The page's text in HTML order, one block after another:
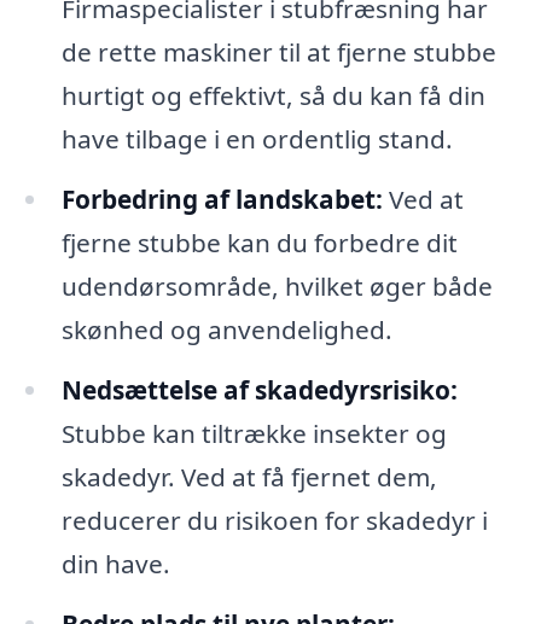
Firmaspecialister i stubfræsning har
de rette maskiner til at fjerne stubbe
hurtigt og effektivt, så du kan få din
have tilbage i en ordentlig stand.
Forbedring af landskabet: Ved at
fjerne stubbe kan du forbedre dit
udendørsområde, hvilket øger både
skønhed og anvendelighed.
Nedsættelse af skadedyrsrisiko:
Stubbe kan tiltrække insekter og
skadedyr. Ved at få fjernet dem,
reducerer du risikoen for skadedyr i
din have.